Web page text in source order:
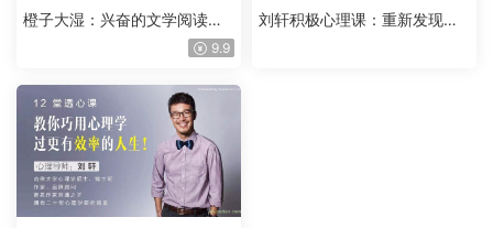
橙子大湿：兴奋的文学阅读，
一不小心就快乐了（三季全）9.9
刘轩积极心理课：重新发现自